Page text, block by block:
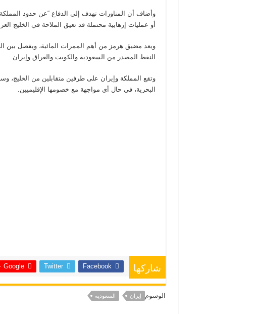
وأضاف أن المناورات تهدف إلى الدفاع “عن حدود المملكة
أو عمليات إرهابية محتملة قد تعيق الملاحة في الخليج
ويعد مضيق هرمز من أهم الممرات المائية، ويفصل
النفط المصدر من السعودية والكويت والعراق وإيران.
وتقع المملكة وإيران على طرفين متقابلين من
البحرية، في حال أي مواجهة مع خصومها الإقليميين.
شاركها Facebook
Twitter
Google +
الوسوم إيران السعودية